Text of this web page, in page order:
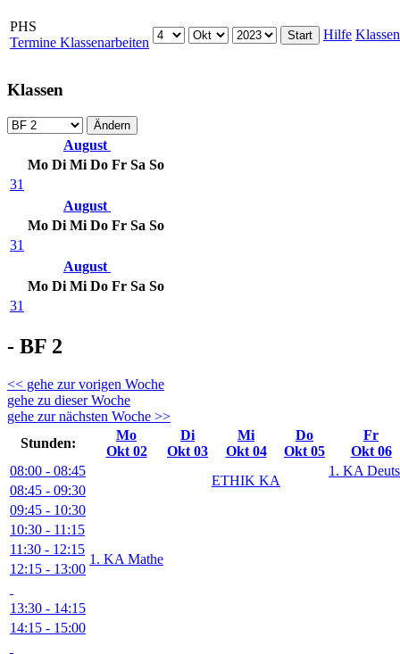
PHS
Termine Klassenarbeiten
Hilfe Klassen
Klassen
August
Mo Di Mi Do Fr Sa So
31
August
Mo Di Mi Do Fr Sa So
31
August
Mo Di Mi Do Fr Sa So
31
- BF 2
<< gehe zur vorigen Woche
gehe zu dieser Woche
gehe zur nächsten Woche >>
Stunden:
Mo
Okt 02
Di
Okt 03
Mi
Okt 04
Do
Okt 05
Fr
Okt 06
08:00 - 08:45
ETHIK KA
1. KA
08:45 - 09:30
09:45 - 10:30
10:30 - 11:15
11:30 - 12:15
1. KA Mathe
12:15 - 13:00
13:30 - 14:15
14:15 - 15:00